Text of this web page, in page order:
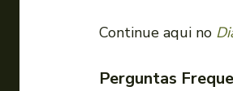
Continue aqui no
Perguntas